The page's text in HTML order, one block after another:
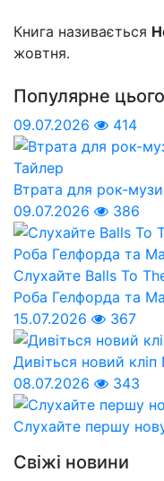
Книга називається
жовтня.
Популярне
09.07.2026 414
Втрата для рок-
09.07.2026
386
Слухайте Balls To
Роба Гелфорда та
15.07.2026
367
Дивіться новий
08.07.2026
343
Слухайте першу
Свіжі новини